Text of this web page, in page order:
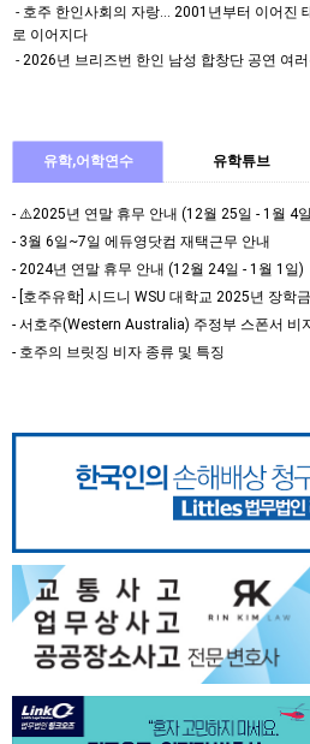
호주 한인사회의 자랑… 2001년부터 이어진
로 이어지다
2026년 브리즈번 한인 남성 합창단 공연 여
유학,어학연수 유학튜브
- ⚠️2025년 연말 휴무 안내 (12월 25일 - 1월 4
- 3월 6일~7일 에듀영닷컴 재택근무 안내
- 2024년 연말 휴무 안내 (12월 24일 - 1월 1일)
- [호주유학] 시드니 WSU 대학교 2025년 장학
- 서호주(Western Australia) 주정부 스폰서 비
- 호주의 브릿징 비자 종류 및 특징